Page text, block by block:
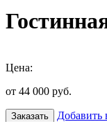
Цена:
от 44 000 руб.
Заказать Добавить